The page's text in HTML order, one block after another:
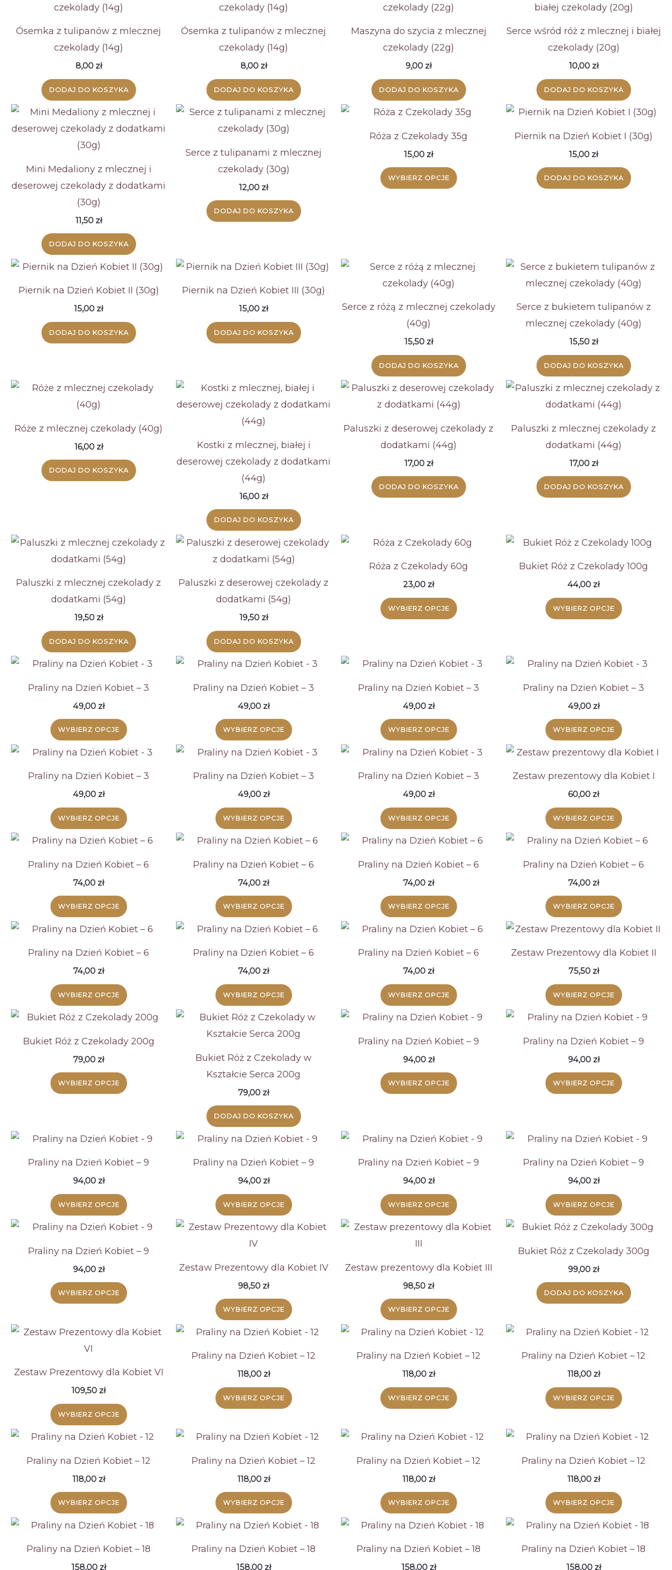
wysokiej
Ósemka z tulipanów z mlecznej
czekolady (14g)
8,00 zł
DODAJ DO KOSZYKA
Ósemka z tulipanów z mlecznej
czekolady (14g)
8,00 zł
DODAJ DO KOSZYKA
Maszyna do szycia z mlecznej
czekolady (22g)
9,00 zł
DODAJ DO KOSZYKA
Serce wśród róż z mlecznej i białej
czekolady (20g)
10,00 zł
DODAJ DO KOSZYKA
Mini Medaliony z mlecznej i
deserowej czekolady z dodatkami
(30g)
11,50 zł
DODAJ DO KOSZYKA
Serce z tulipanami z mlecznej
czekolady (30g)
12,00 zł
DODAJ DO KOSZYKA
Róża z Czekolady 35g
15,00 zł
WYBIERZ OPCJE
można
na
Piernik na Dzień Kobiet I (30g)
15,00 zł
DODAJ DO KOSZYKA
Piernik na Dzień Kobiet II (30g)
15,00 zł
DODAJ DO KOSZYKA
Piernik na Dzień Kobiet III (30g)
15,00 zł
DODAJ DO KOSZYKA
Serce z różą z mlecznej czekolady
(40g)
15,50 zł
DODAJ DO KOSZYKA
Serce z bukietem tulipanów z
mlecznej czekolady (40g)
15,50 zł
DODAJ DO KOSZYKA
Róże z mlecznej czekolady (40g)
16,00 zł
DODAJ DO KOSZYKA
Kostki z mlecznej, białej i
deserowej czekolady z dodatkami
(44g)
16,00 zł
DODAJ DO KOSZYKA
Paluszki z deserowej czekolady z
dodatkami (44g)
17,00 zł
DODAJ DO KOSZYKA
Paluszki z mlecznej czekolady z
dodatkami (44g)
17,00 zł
DODAJ DO KOSZYKA
Paluszki z mlecznej czekolady z
dodatkami (54g)
19,50 zł
DODAJ DO KOSZYKA
Paluszki z deserowej czekolady z
dodatkami (54g)
19,50 zł
DODAJ DO KOSZYKA
Róża z Czekolady 60g
23,00 zł
WYBIERZ OPCJE
wariantów.
Opcje
na
stronie
Bukiet Róż z Czekolady 100g
44,00 zł
WYBIERZ OPCJE
wariantów.
Opcje
na
stronie
Praliny na Dzień Kobiet – 3
49,00 zł
WYBIERZ OPCJE
Praliny na Dzień Kobiet – 3
49,00 zł
WYBIERZ OPCJE
Praliny na Dzień Kobiet – 3
49,00 zł
WYBIERZ OPCJE
Praliny na Dzień Kobiet – 3
49,00 zł
WYBIERZ OPCJE
Praliny na Dzień Kobiet – 3
49,00 zł
WYBIERZ OPCJE
Praliny na Dzień Kobiet – 3
49,00 zł
WYBIERZ OPCJE
Praliny na Dzień Kobiet – 3
49,00 zł
WYBIERZ OPCJE
Zestaw prezentowy dla Kobiet I
60,00 zł
WYBIERZ OPCJE
Praliny na Dzień Kobiet – 6
74,00 zł
WYBIERZ OPCJE
Praliny na Dzień Kobiet – 6
74,00 zł
WYBIERZ OPCJE
Praliny na Dzień Kobiet – 6
74,00 zł
WYBIERZ OPCJE
Praliny na Dzień Kobiet – 6
74,00 zł
WYBIERZ OPCJE
Praliny na Dzień Kobiet – 6
74,00 zł
WYBIERZ OPCJE
Praliny na Dzień Kobiet – 6
74,00 zł
WYBIERZ OPCJE
Praliny na Dzień Kobiet – 6
74,00 zł
WYBIERZ OPCJE
Zestaw Prezentowy dla Kobiet II
75,50 zł
WYBIERZ OPCJE
Bukiet Róż z Czekolady 200g
79,00 zł
WYBIERZ OPCJE
wariantów.
Opcje
na
stronie
Bukiet Róż z Czekolady w
Kształcie Serca 200g
79,00 zł
DODAJ DO KOSZYKA
Praliny na Dzień Kobiet – 9
94,00 zł
WYBIERZ OPCJE
Praliny na Dzień Kobiet – 9
94,00 zł
WYBIERZ OPCJE
Praliny na Dzień Kobiet – 9
94,00 zł
WYBIERZ OPCJE
Praliny na Dzień Kobiet – 9
94,00 zł
WYBIERZ OPCJE
Praliny na Dzień Kobiet – 9
94,00 zł
WYBIERZ OPCJE
Praliny na Dzień Kobiet – 9
94,00 zł
WYBIERZ OPCJE
Praliny na Dzień Kobiet – 9
94,00 zł
WYBIERZ OPCJE
Zestaw Prezentowy dla Kobiet IV
98,50 zł
WYBIERZ OPCJE
Zestaw prezentowy dla Kobiet III
98,50 zł
WYBIERZ OPCJE
Bukiet Róż z Czekolady 300g
99,00 zł
DODAJ DO KOSZYKA
Zestaw Prezentowy dla Kobiet VI
109,50 zł
WYBIERZ OPCJE
Praliny na Dzień Kobiet – 12
118,00 zł
WYBIERZ OPCJE
Praliny na Dzień Kobiet – 12
118,00 zł
WYBIERZ OPCJE
Praliny na Dzień Kobiet – 12
118,00 zł
WYBIERZ OPCJE
Praliny na Dzień Kobiet – 12
118,00 zł
WYBIERZ OPCJE
Praliny na Dzień Kobiet – 12
118,00 zł
WYBIERZ OPCJE
Praliny na Dzień Kobiet – 12
118,00 zł
WYBIERZ OPCJE
Praliny na Dzień Kobiet – 12
118,00 zł
WYBIERZ OPCJE
Praliny na Dzień Kobiet – 18
158,00 zł
Praliny na Dzień Kobiet – 18
158,00 zł
Praliny na Dzień Kobiet – 18
158,00 zł
Praliny na Dzień Kobiet – 18
158,00 zł